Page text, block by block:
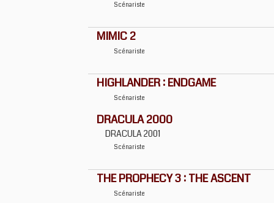
Scénariste
MIMIC 2
Scénariste
HIGHLANDER : ENDGAME
Scénariste
DRACULA 2000
DRACULA 2001
Scénariste
THE PROPHECY 3 : THE ASCENT
Scénariste